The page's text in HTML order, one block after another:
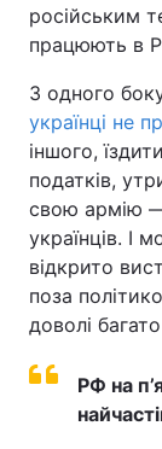
російським
працюють в
З одного
українці не
іншого,
податків,
свою армію
українців. І
відкрито
поза
доволі
РФ на